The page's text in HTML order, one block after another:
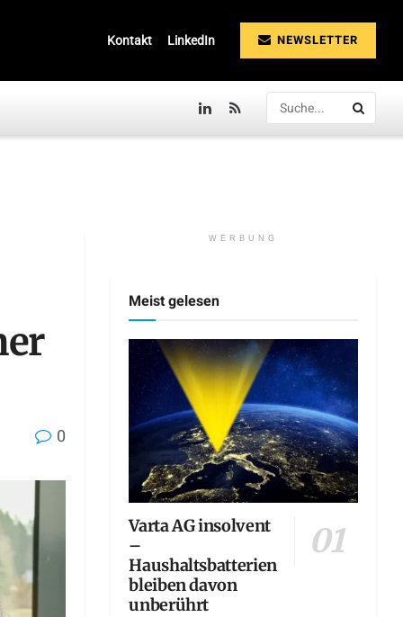
Kontakt LinkedIn NEWSLETTER
0
WERBUNG
Meist gelesen
Varta AG insolvent
–
Haushaltsbatterien
bleiben davon
unberührt